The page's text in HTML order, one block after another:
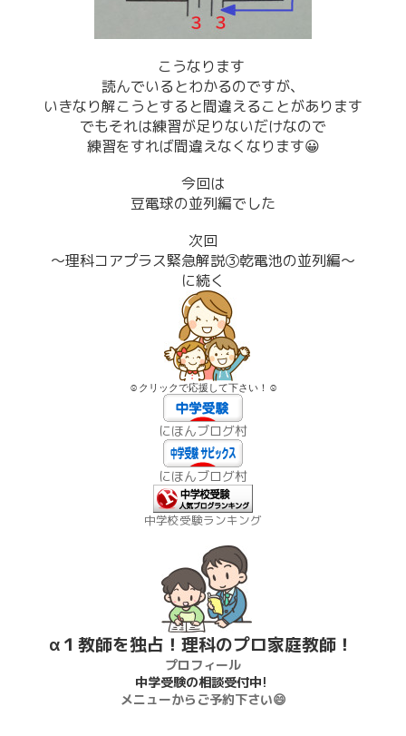
こうなります
読んでいるとわかるのですが、
いきなり解こうとすると間違えることがあります
でもそれは練習が足りないだけなので
練習をすれば間違えなくなります😀
今回は
豆電球の並列編でした
次回
～理科コアプラス緊急解説③乾電池の並列編～
に続く
☺クリックで応援して下さい！☺
にほんブログ村
にほんブログ村
中学校受験ランキング
α１教師を独占！理科のプロ家庭教師！
プロフィール
中学受験の相談受付中!
メニューからご予約下さい😄